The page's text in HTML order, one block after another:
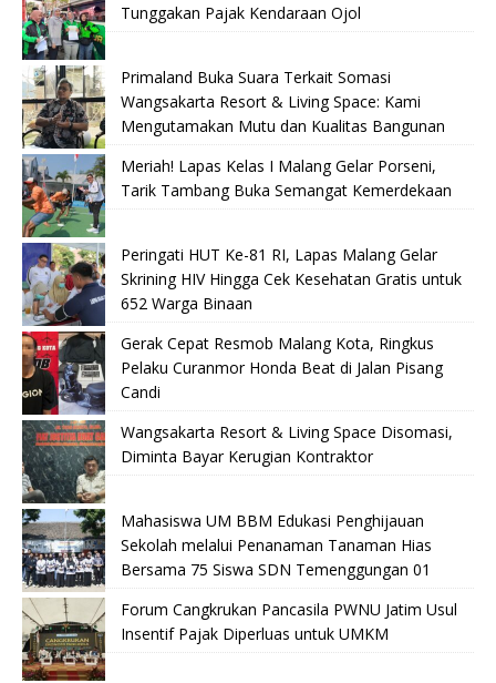
Tunggakan Pajak Kendaraan Ojol
Primaland Buka Suara Terkait Somasi
Wangsakarta Resort & Living Space: Kami
Mengutamakan Mutu dan Kualitas Bangunan
Meriah! Lapas Kelas I Malang Gelar Porseni,
Tarik Tambang Buka Semangat Kemerdekaan
Peringati HUT Ke-81 RI, Lapas Malang Gelar
Skrining HIV Hingga Cek Kesehatan Gratis untuk
652 Warga Binaan
Gerak Cepat Resmob Malang Kota, Ringkus
Pelaku Curanmor Honda Beat di Jalan Pisang
Candi
Wangsakarta Resort & Living Space Disomasi,
Diminta Bayar Kerugian Kontraktor
Mahasiswa UM BBM Edukasi Penghijauan
Sekolah melalui Penanaman Tanaman Hias
Bersama 75 Siswa SDN Temenggungan 01
Forum Cangkrukan Pancasila PWNU Jatim Usul
Insentif Pajak Diperluas untuk UMKM